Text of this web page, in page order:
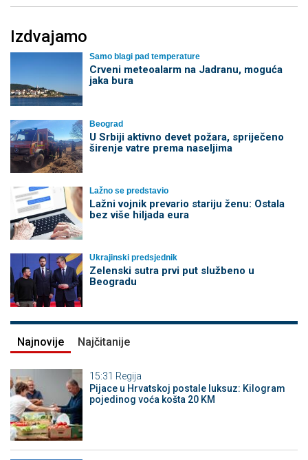
Izdvajamo
Samo blagi pad temperature
Crveni meteoalarm na Jadranu, moguća
jaka bura
Beograd
U Srbiji aktivno devet požara, spriječeno
širenje vatre prema naseljima
Lažno se predstavio
Lažni vojnik prevario stariju ženu: Ostala
bez više hiljada eura
Ukrajinski predsjednik
Zelenski sutra prvi put službeno u
Beogradu
Najnovije Najčitanije
15:31 Regija
Pijace u Hrvatskoj postale luksuz: Kilogram
pojedinog voća košta 20 KM